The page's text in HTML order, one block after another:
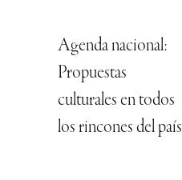
Agenda nacional:
Propuestas
culturales en todos
los rincones del país